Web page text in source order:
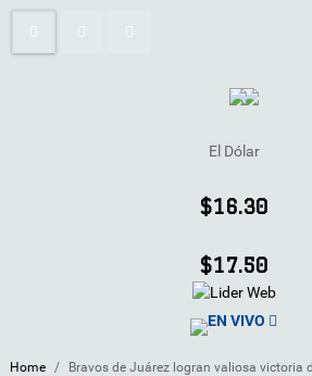
El Dólar
$16.30
$17.50
EN VIVO
Home / Bravos de Juárez logran valiosa victoria